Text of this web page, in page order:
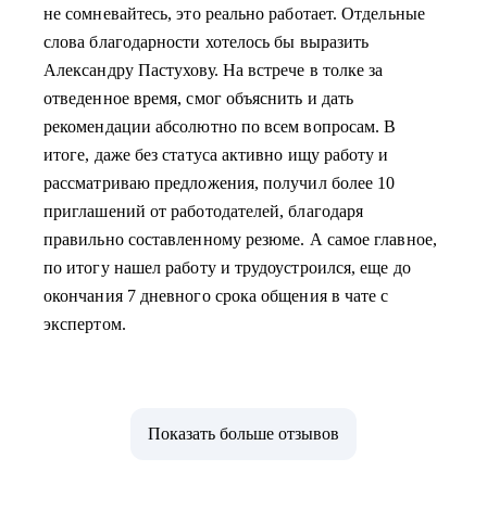
не сомневайтесь, это реально работает. Отдельные
слова благодарности хотелось бы выразить
Александру Пастухову. На встрече в толке за
отведенное время, смог объяснить и дать
рекомендации абсолютно по всем вопросам. В
итоге, даже без статуса активно ищу работу и
рассматриваю предложения, получил более 10
приглашений от работодателей, благодаря
правильно составленному резюме. А самое главное,
по итогу нашел работу и трудоустроился, еще до
окончания 7 дневного срока общения в чате с
экспертом.
Показать больше отзывов